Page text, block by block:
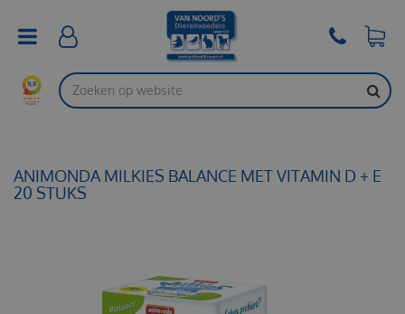
ANIMONDA MILKIES BALANCE MET VITAMIN D + E
20 STUKS